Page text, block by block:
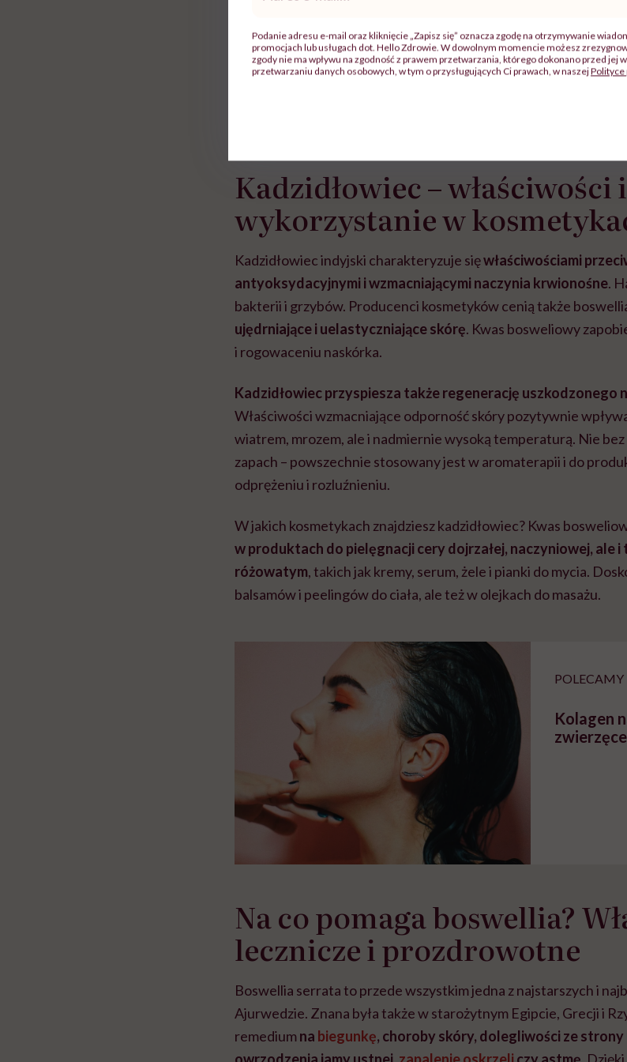
środki
Kadzidłowiec – właściwości
wykorzystanie w
Kadzidłowiec indyjski charakteryzuje sięwłaściwościami
antyoksydacyjnymi i wzmacniającymi naczynia krwionośne.
bakterii i grzybów. Producenci kosmetyków cenią także
ujędrniające i uelastyczniające skórę. Kwas bosweliowy
i rogowaceniu naskórka.
Kadzidłowiec przyspiesza także regenerację uszkodzonego
Właściwości wzmacniające odporność skóry pozytywnie
wiatrem, mrozem, ale i nadmiernie wysoką temperaturą. Nie
zapach – powszechnie stosowany jest w aromaterapii i do
odprężeniu i rozluźnieniu.
W jakich kosmetykach znajdziesz kadzidłowiec? Kwas
w produktach do pielęgnacji cery dojrzałej, naczyniowej, ale i
różowatym, takich jak kremy, serum, żele i pianki do mycia.
balsamów i peelingów do ciała, ale też w olejkach do masażu.
POLECAMY
Kolagen
Na co pomaga boswellia?
lecznicze i prozdrowotne
Boswellia serrata to przede wszystkim jedna z najstarszych i
Ajurwedzie. Znana była także w starożytnym Egipcie, Grecji i
remediumna biegunkę, choroby skóry, dolegliwości ze strony
mail*
Podanie adresu e-mail oraz kliknięcie „Zapisz się” oznacza zgodę na otrzymywanie
promocjach lub usługach dot. Hello Zdrowie. W dowolnym momencie możesz
zgody nie ma wpływu na zgodność z prawem przetwarzania, którego dokonano przed jej
przetwarzaniu danych osobowych, w tym o przysługujących Ci prawach, w naszejPolityce